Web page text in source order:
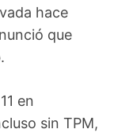
hace
que
.
en
sin TPM,